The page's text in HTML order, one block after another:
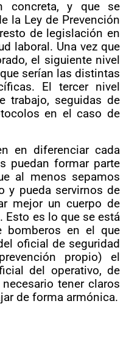
concreta, y que se
la Ley de Prevención
de legislación en
laboral. Una vez que
el siguiente nivel
serían las distintas
El tercer nivel
trabajo, seguidas de
en el caso de
en diferenciar cada
puedan formar parte
al menos sepamos
y pueda servirnos de
mejor un cuerpo de
Esto es lo que se está
bomberos en el que
oficial de seguridad
propio) el
del operativo, de
tener claros
de forma armónica.